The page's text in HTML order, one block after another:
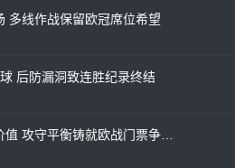
多线作战保留欧冠席位希望
后防漏洞致连胜纪录终结